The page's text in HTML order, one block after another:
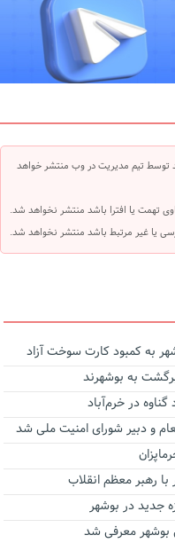
تیم مدیریت در وب منتشر خواهد
تهمت یا افترا باشد منتشر نخواهد شد.
یا غیر مرتبط باشد منتشر نخواهد شد.
به کمبود کارت سوخت آزاد
به بوشهرند
گناوه در خرم‌آباد
و دبیر شورای امنیت ملی شد
رهبر معظم انقلاب
جدید در بوشهر
معرفی شد